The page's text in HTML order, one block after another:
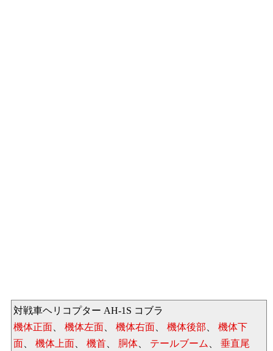
対戦車ヘリコプター AH-1S コブラ
機体正面、 機体左面、 機体右面、 機体後部、 機体下
面、 機体上面、 機首、 胴体、 テールブーム、 垂直尾